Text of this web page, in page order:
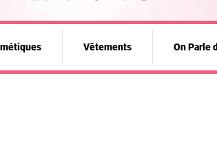
Vêtements On Parle